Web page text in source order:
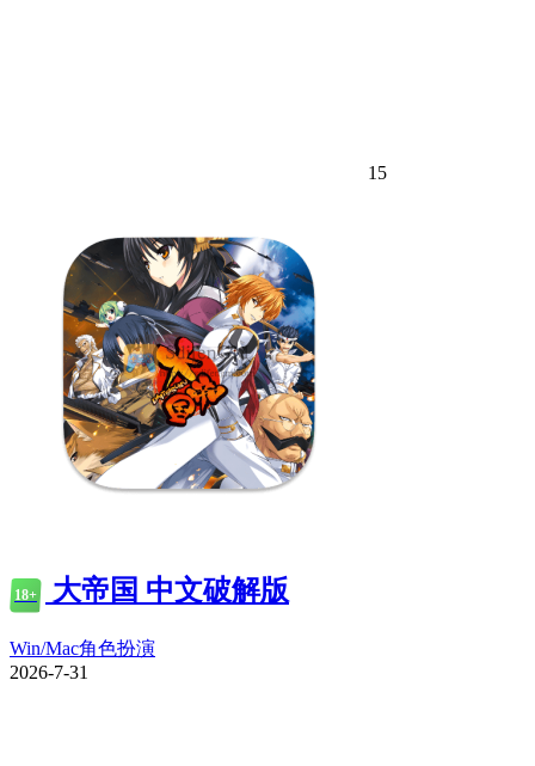
15
18+ 大帝国 中文破解版
Win/Mac角色扮演
2026-7-31